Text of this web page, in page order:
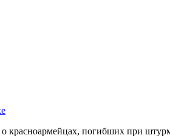
красноармейцах, погибших при